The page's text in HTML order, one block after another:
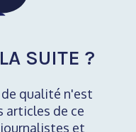
SUITE ?
qualité n'est
articles de ce
et